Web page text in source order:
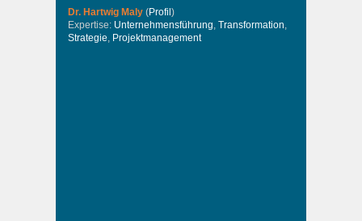
Dr. Hartwig Maly (Profil )
Expertise: Unternehmensführung, Transformation,
Strategie, Projektmanagement